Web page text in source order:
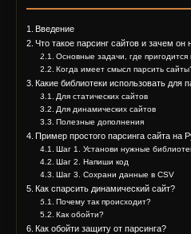
Введение
Что такое парсинг сайтов и зачем он
Основные задачи, где пригодится
Когда имеет смысл парсить
Какие библиотеки использовать для
Для статических сайтов
Для динамических сайтов
Полезные дополнения
Пример простого парсинга сайта на
Шаг 1. Установи нужные
Шаг 2. Напиши код
Шаг 3. Сохрани данные в CSV
Как спарсить динамический сайт?
Почему так происходит?
Как обойти?
Как обойти защиту от парсинга?